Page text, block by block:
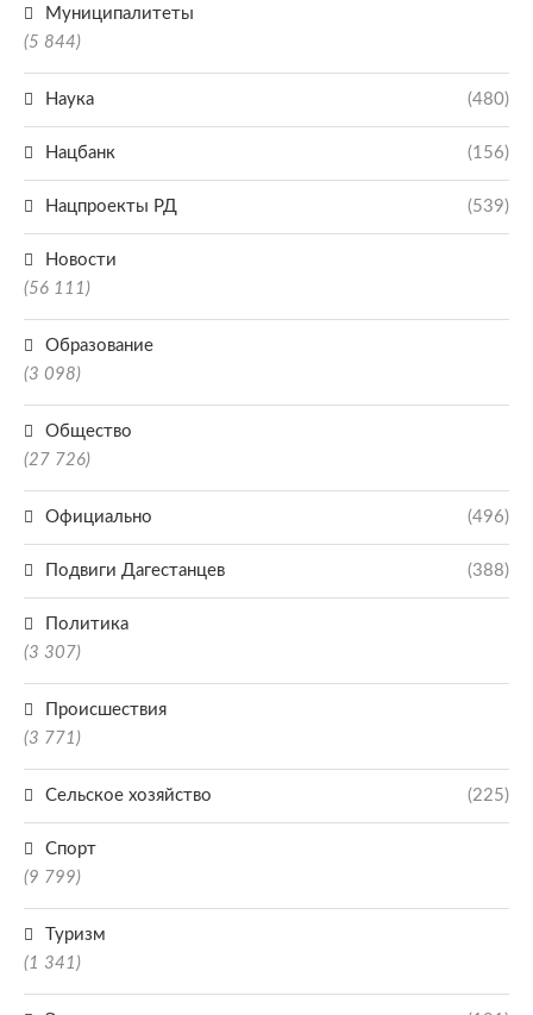
Муниципалитеты
(5 844)
Наука (480)
Нацбанк (156)
Нацпроекты РД (539)
Новости
(56 111)
Образование
(3 098)
Общество
(27 726)
Официально (496)
Подвиги Дагестанцев (388)
Политика
(3 307)
Происшествия
(3 771)
Сельское хозяйство (225)
Спорт
(9 799)
Туризм
(1 341)